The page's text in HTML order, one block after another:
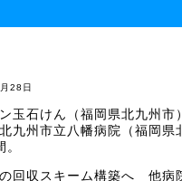
28日
玉石けん（福岡県北九州
九州市立八幡病院（福岡
回収スキーム構築へ 他病